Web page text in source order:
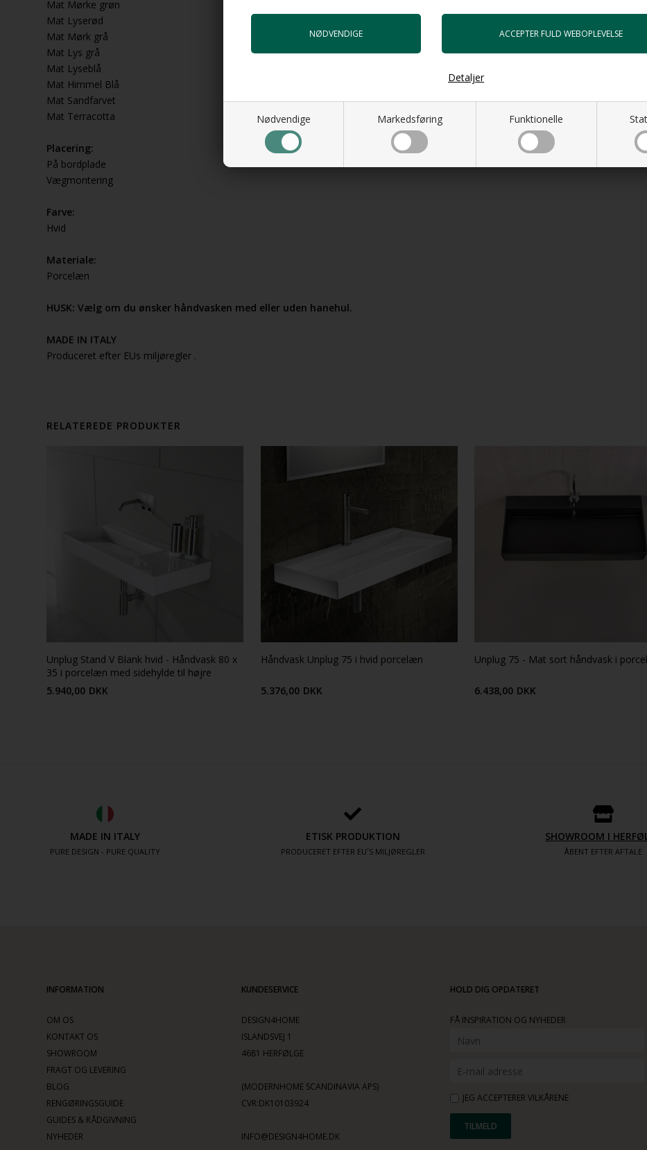
Nødvendige Markedsføring Funktionelle
Detaljer
Mat Mørke grøn
Mat Lyserød
Mat Mørk grå
Mat Lys grå
Mat Lyseblå
Mat Himmel Blå
Mat Sandfarvet
Mat Terracotta
Placering:
På bordplade
Vægmontering
Farve:
Hvid
Materiale:
Porcelæn
HUSK: Vælg om du ønsker håndvasken med eller uden hanehul.
MADE IN ITALY
Produceret efter EUs miljøregler .
RELATEREDE PRODUKTER
Unplug Stand V Blank hvid - Håndvask 80 x
35 i porcelæn med sidehylde til højre
5.940,00 DKK
Håndvask Unplug 75 i hvid porcelæn
5.376,00 DKK
Unplug 75 - Mat sort håndvask i
6.438,00 DKK
MADE IN ITALY
PURE DESIGN - PURE QUALITY
ETISK PRODUKTION
PRODUCERET EFTER EU´S MILJØREGLER
SHOWROOM I
ÅBENT EFTER AFTALE
INFORMATION
OM OS
KONTAKT OS
SHOWROOM
FRAGT OG LEVERING
BLOG
RENGØRINGSGUIDE
GUIDES & RÅDGIVNING
NYHEDER
KUNDESERVICE
DESIGN4HOME
ISLANDSVEJ 1
4681 HERFØLGE
(MODERNHOME SCANDINAVIA APS)
CVR:DK10103924
INFO@DESIGN4HOME.DK
HOLD DIG OPDATERET
FÅ INSPIRATION OG NYHEDER
JEG ACCEPTERER VILKÅRENE